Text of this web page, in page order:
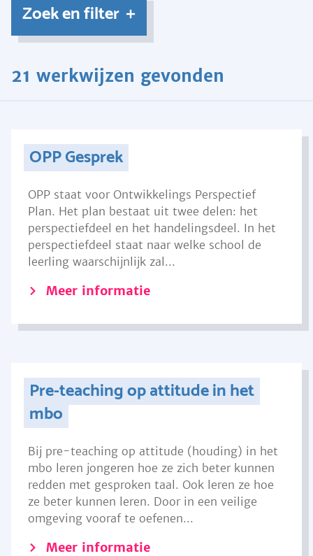
Zoek en filter
21 werkwijzen gevonden
OPP Gesprek
OPP staat voor Ontwikkelings Perspectief
Plan. Het plan bestaat uit twee delen: het
perspectiefdeel en het handelingsdeel. In het
perspectiefdeel staat naar welke school de
leerling waarschijnlijk zal...
Meer informatie
Pre-teaching op attitude in het
mbo
Bij pre-teaching op attitude (houding) in het
mbo leren jongeren hoe ze zich beter kunnen
redden met gesproken taal. Ook leren ze hoe
ze beter kunnen leren. Door in een veilige
omgeving vooraf te oefenen...
Meer informatie